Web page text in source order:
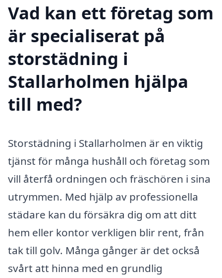
Vad kan ett företag som
är specialiserat på
storstädning i
Stallarholmen hjälpa
till med?
Storstädning i Stallarholmen är en viktig
tjänst för många hushåll och företag som
vill återfå ordningen och fräschören i sina
utrymmen. Med hjälp av professionella
städare kan du försäkra dig om att ditt
hem eller kontor verkligen blir rent, från
tak till golv. Många gånger är det också
svårt att hinna med en grundlig